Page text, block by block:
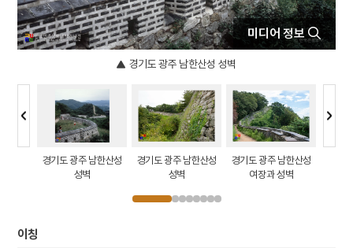
미디어 정보
경기도 광주 남한산성 성벽
경기도 광주 남한산성
성벽
경기도 광주 남한산성
성벽
경기도 광주 남한산성
여장과 성벽
이칭